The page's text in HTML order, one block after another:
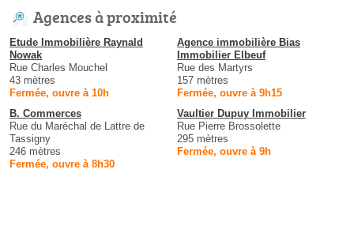
Agences à proximité
Etude Immobilière Raynald
Nowak
Rue Charles Mouchel
43 mètres
Fermée, ouvre à 10h
Agence immobilière Bias
Immobilier Elbeuf
Rue des Martyrs
157 mètres
Fermée, ouvre à 9h15
B. Commerces
Rue du Maréchal de Lattre de
Tassigny
246 mètres
Fermée, ouvre à 8h30
Vaultier Dupuy Immobilier
Rue Pierre Brossolette
295 mètres
Fermée, ouvre à 9h